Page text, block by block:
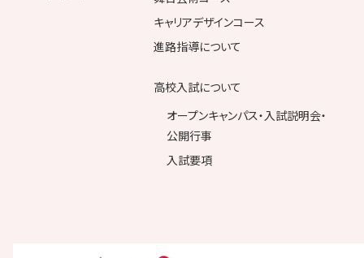
キャリアデザインコース
進路指導について
高校入試について
オープンキャンパス・入試説明会・
公開行事
入試要項